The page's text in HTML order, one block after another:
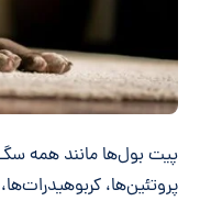
پیت بول‌ها مانند همه
پروتئین‌ها،